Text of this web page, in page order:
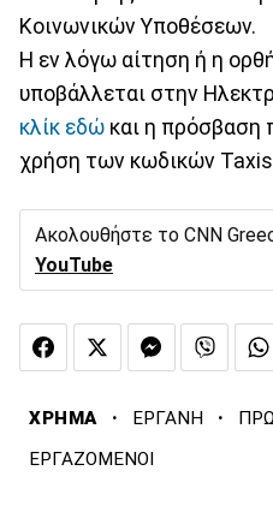
Κοινωνικών Υποθέσεων.
Η εν λόγω αίτηση ή η
υποβάλλεται στην
κλίκ εδώ και η πρόσβαση
χρήση των κωδικών
Ακολουθήστε το CNN
YouTube
ΧΡΗΜΑ · ΕΡΓΑΝΗ ·
ΕΡΓΑΖΟΜΕΝΟΙ